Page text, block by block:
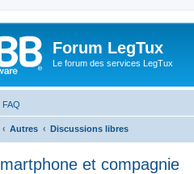
Forum LegTux
Le forum des services LegTux
FAQ
Autres Discussions libres
et compagnie